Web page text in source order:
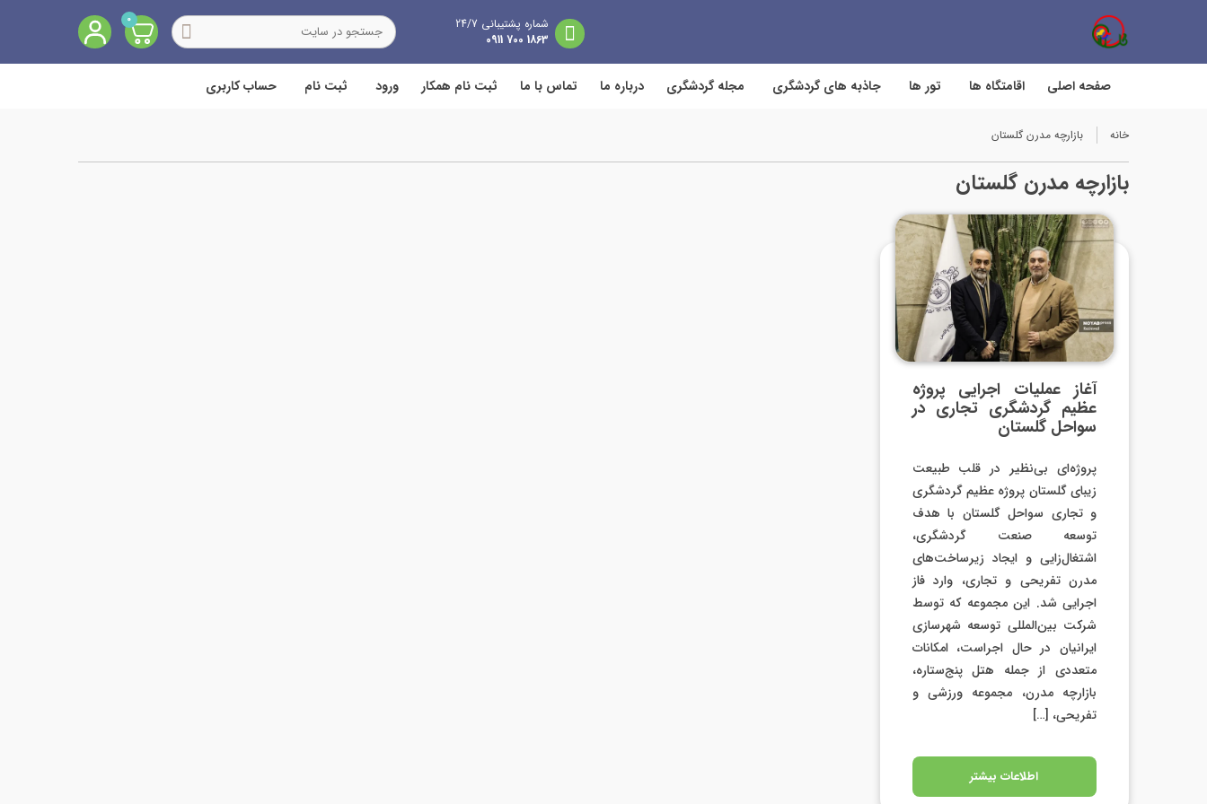
شماره پشتیبانی 24/7
1863 700 0911
0
صفحه اصلی اقامتگاه ها تور ها جاذبه های گردشگری مجله گردشگری درباره ما تماس با ما ثبت نام همکار ورود ثبت نام حساب کاربری
خانه بازارچه مدرن گلستان
بازارچه مدرن گلستان
آغاز عملیات اجرایی پروژه
عظیم گردشگری تجاری در
سواحل گلستان
پروژه‌ای بی‌نظیر در قلب طبیعت
زیبای گلستان پروژه عظیم گردشگری
و تجاری سواحل گلستان با هدف
توسعه صنعت گردشگری،
اشتغال‌زایی و ایجاد زیرساخت‌های
مدرن تفریحی و تجاری، وارد فاز
اجرایی شد. این مجموعه که توسط
شرکت بین‌المللی توسعه شهرسازی
ایرانیان در حال اجراست، امکانات
متعددی از جمله هتل پنج‌ستاره،
بازارچه مدرن، مجموعه ورزشی و
تفریحی، […]
اطلاعات بیشتر